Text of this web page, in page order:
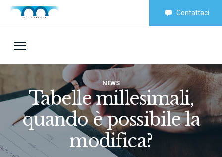
Contattaci
NEWS
Tabelle millesimali,
quando è possibile la
modifica?